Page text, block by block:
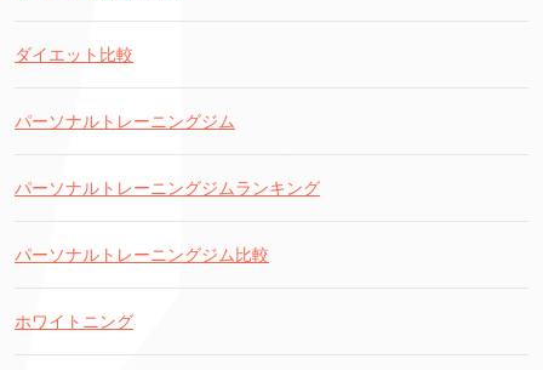
ダイエット比較
パーソナルトレーニングジム
パーソナルトレーニングジムランキング
パーソナルトレーニングジム比較
ホワイトニング